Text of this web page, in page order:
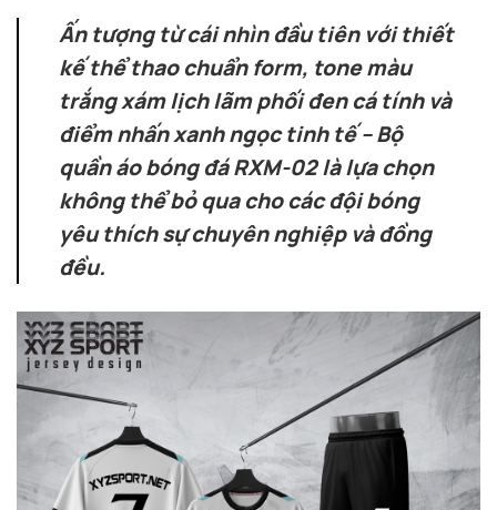
Ấn tượng từ cái nhìn đầu tiên với thiết
kế thể thao chuẩn form, tone màu
trắng xám lịch lãm phối đen cá tính và
điểm nhấn xanh ngọc tinh tế – Bộ
quần áo bóng đá RXM-02 là lựa chọn
không thể bỏ qua cho các đội bóng
yêu thích sự chuyên nghiệp và đồng
đều.